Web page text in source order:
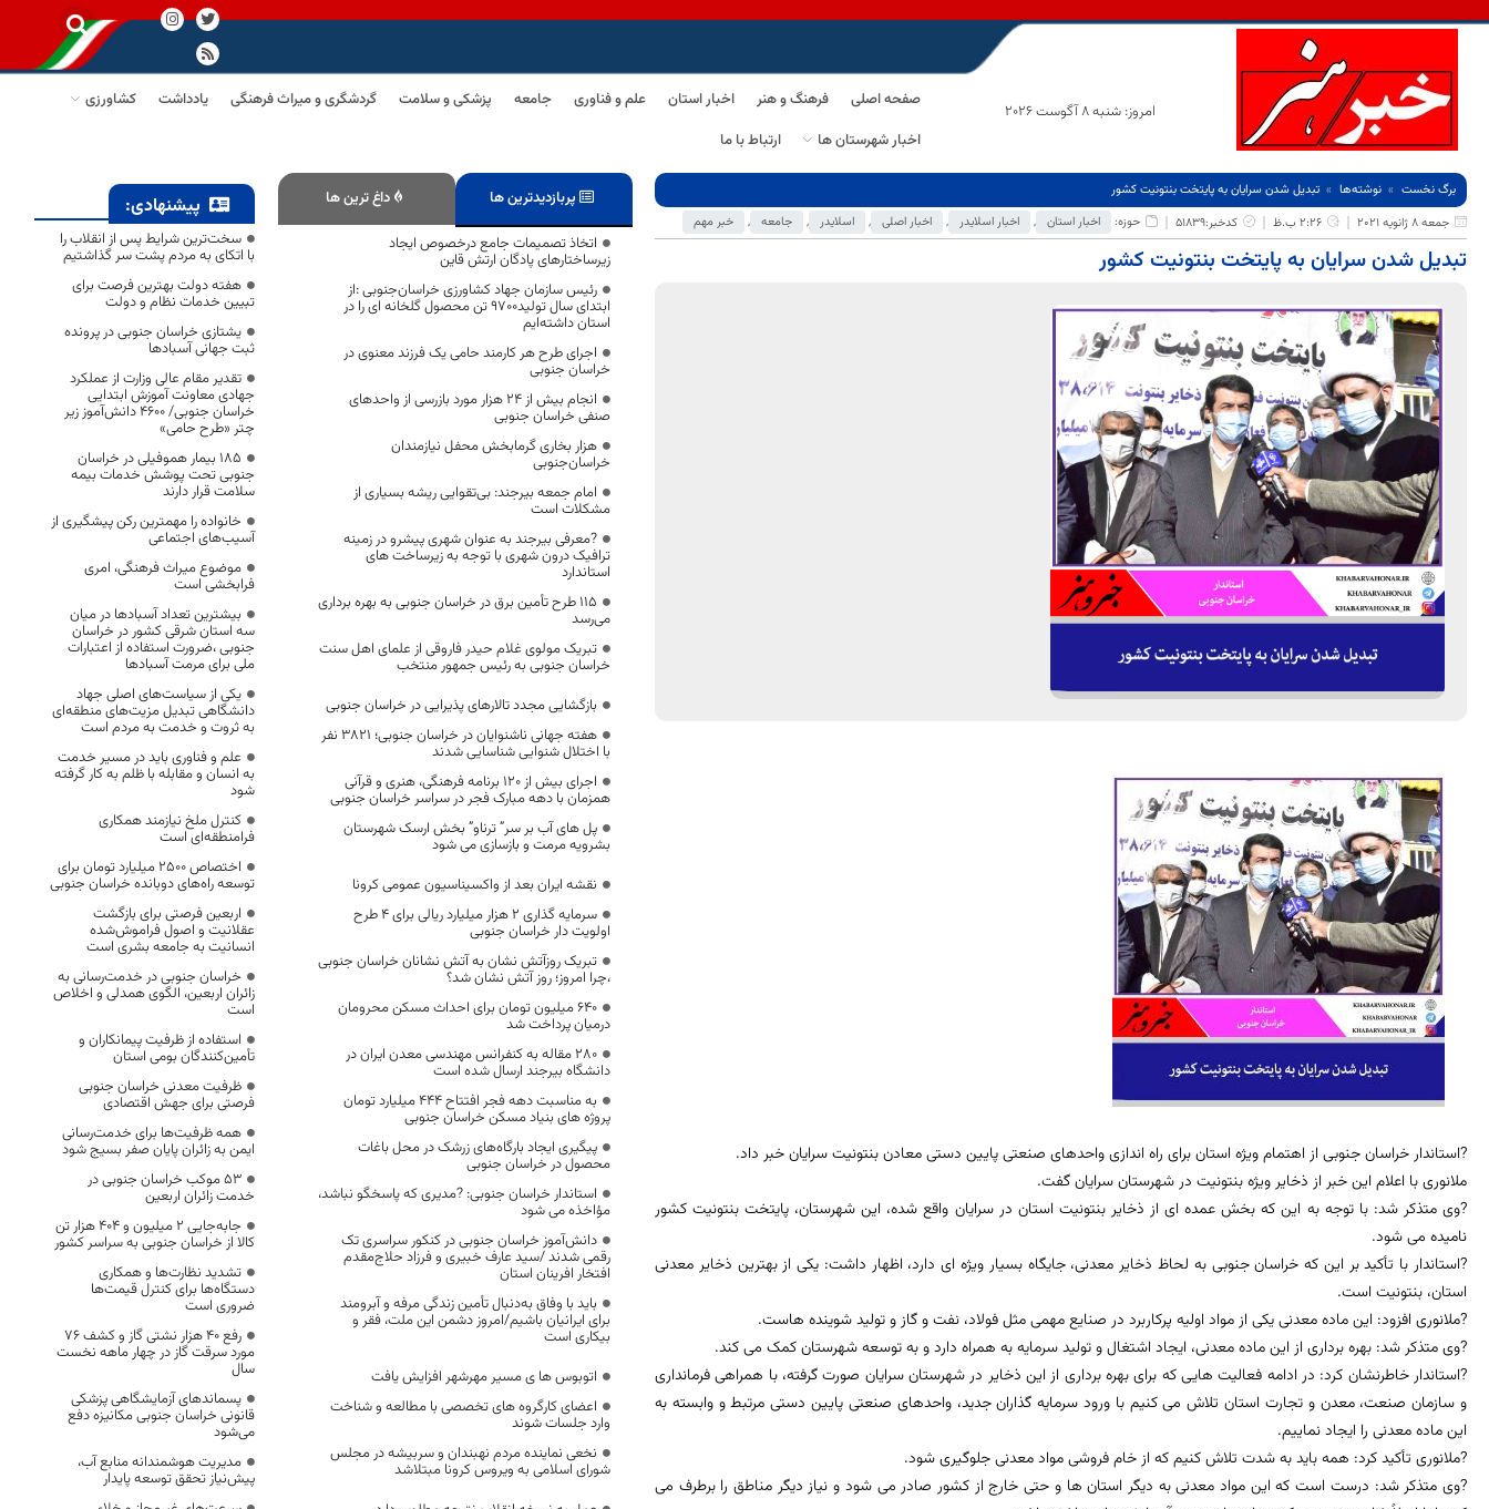
امروز: شنبه 8 آگوست 2026
صفحه اصلی فرهنگ و هنر اخبار استان علم و فناوری جامعه پزشکی و سلامت گردشگری و میراث فرهنگی یادداشت
کشاورزی
اخبار شهرستان ها
ارتباط با ما
برگ نخست نوشته‌ها
تبدیل شدن سرایان به پایتخت بنتونیت کشور
جمعه 8 ژانویه 2021
2:26 ب.ظ کدخبر:51839 حوزه: اخبار استان , اخبار اسلایدر , اخبار اصلی , اسلایدر , جامعه , خبر مهم
تبدیل شدن سرایان به پایتخت بنتونیت کشور
?استاندار خراسان جنوبی از اهتمام ویژه استان برای راه اندازی واحدهای صنعتی پایین دستی معادن بنتونیت سرایان خبر داد.
ملانوری با اعلام این خبر از ذخایر ویژه بنتونیت در شهرستان سرایان گفت.
?وی متذکر شد: با توجه به این که بخش عمده ای از ذخایر بنتونیت استان در سرایان واقع شده، این شهرستان، پایتخت بنتونیت کشور
نامیده می شود.
?استاندار با تأکید بر این که خراسان جنوبی به لحاظ ذخایر معدنی، جایگاه بسیار ویژه ای دارد، اظهار داشت: یکی از بهترین ذخایر معدنی
استان، بنتونیت است.
?ملانوری افزود: این ماده معدنی یکی از مواد اولیه پرکاربرد در صنایع مهمی مثل فولاد، نفت و گاز و تولید شوینده هاست.
?وی متذکر شد: بهره برداری از این ماده معدنی، ایجاد اشتغال و تولید سرمایه به همراه دارد و به توسعه شهرستان کمک می کند.
?استاندار خاطرنشان کرد: در ادامه فعالیت هایی که برای بهره برداری از این ذخایر در شهرستان سرایان صورت گرفته، با همراهی فرمانداری
و سازمان صنعت، معدن و تجارت استان تلاش می کنیم با ورود سرمایه گذاران جدید، واحدهای صنعتی پایین دستی مرتبط و وابسته به
این ماده معدنی را ایجاد نماییم.
?ملانوری تأکید کرد: همه باید به شدت تلاش کنیم که از خام فروشی مواد معدنی جلوگیری شود.
?وی متذکر شد: درست است که این مواد معدنی به دیگر استان ها و حتی خارج از کشور صادر می شود و نیاز دیگر مناطق را برطرف می
پربازدیدترین ها داغ ترین ها
اتخاذ تصمیمات جامع درخصوص ایجاد
زیرساختارهای پادگان ارتش قاین
رئیس سازمان جهاد کشاورزی خراسان‌جنوبی :از
ابتدای سال تولید9700 تن محصول گلخانه ای را در
استان داشته‌ایم
اجرای طرح هر کارمند حامی یک فرزند معنوی در
خراسان جنوبی
انجام بیش از 24 هزار مورد بازرسی از واحدهای
صنفی خراسان جنوبی
هزار بخاری گرمابخش محفل نیازمندان
خراسان‌جنوبی
امام جمعه بیرجند: بی‌تقوایی ریشه بسیاری از
مشکلات است
?معرفی بیرجند به عنوان شهری پیشرو در زمینه
ترافیک درون شهری با توجه به زیرساخت های
استاندارد
۱۱۵ طرح تأمین برق در خراسان جنوبی به بهره برداری
می‌رسد
تبریک مولوی غلام حیدر فاروقی از علمای اهل سنت
خراسان جنوبی به رئیس جمهور منتخب
بازگشایی مجدد تالارهای پذیرایی در خراسان جنوبی
هفته جهانی ناشنوایان در خراسان جنوبی؛ ۳۸۲۱ نفر
با اختلال شنوایی شناسایی شدند
اجرای بیش از 120 برنامه فرهنگی، هنری و قرآنی
همزمان با دهه مبارک فجر در سراسر خراسان جنوبی
پل های آب بر سر” ترناو” بخش ارسک شهرستان
بشرویه مرمت و بازسازی می شود
نقشه ایران بعد از واکسیناسیون عمومی کرونا
سرمایه گذاری 2 هزار میلیارد ریالی برای 4 طرح
اولویت دار خراسان جنوبی
تبریک روزآتش نشان به آتش نشانان خراسان جنوبی
،چرا امروز؛ روز آتش نشان شد؟
640 میلیون تومان برای احداث مسکن محرومان
درمیان پرداخت شد
۲۸۰ مقاله به کنفرانس مهندسی معدن ایران در
دانشگاه بیرجند ارسال شده است
به مناسبت دهه فجر افتتاح ۴۴۴ میلیارد تومان
پروژه های بنیاد مسکن خراسان جنوبی
پیگیری ایجاد بارگاه‌های زرشک در محل باغات
محصول در خراسان جنوبی
استاندار خراسان جنوبی: ?مدیری که پاسخگو نباشد،
مؤاخذه می شود
دانش‌آموز خراسان جنوبی در کنکور سراسری تک
رقمی شدند /سید عارف خبیری و فرزاد حلاج‌مقدم
افتخار افرینان استان
باید با وفاق به‌دنبال تأمین زندگی مرفه و آبرومند
برای ایرانیان باشیم/‌امروز ‌دشمن این ملت، فقر و
بیکاری است
اتوبوس ها ی مسیر مهرشهر افزایش یافت
اعضای کارگروه های تخصصی با مطالعه و شناخت
وارد جلسات شوند
نخعی نماینده مردم نهبندان و سربیشه در مجلس
شورای اسلامی به ویروس کرونا مبتلاشد
پیشنهادی:
سخت‌ترین شرایط پس از انقلاب را
با اتکای به مردم پشت سر گذاشتیم
هفته دولت بهترین فرصت برای
تبیین خدمات نظام و دولت
یشتازی خراسان جنوبی در پرونده
ثبت جهانی آسبادها
تقدیر مقام عالی وزارت از عملکرد
جهادی معاونت آموزش ابتدایی
خراسان جنوبی/ ۴۶۰۰ دانش‌آموز زیر
چتر «طرح حامی»
۱۸۵ بیمار هموفیلی در خراسان
جنوبی تحت پوشش خدمات بیمه
سلامت قرار دارند
خانواده را مهمترین رکن پیشگیری از
آسیب‌های اجتماعی
موضوع میراث فرهنگی، امری
فرابخشی است
بیشترین تعداد آسبادها در میان
سه استان شرقی کشور در خراسان
جنوبی ،ضرورت استفاده از اعتبارات
ملی برای مرمت آسبادها
یکی از سیاست‌های اصلی جهاد
دانشگاهی تبدیل مزیت‌های منطقه‌ای
به ثروت و خدمت به مردم است
علم و فناوری باید در مسیر خدمت
به انسان و مقابله با ظلم به کار گرفته
شود
کنترل ملخ نیازمند همکاری
فرامنطقه‌ای است
اختصاص 2500 میلیارد تومان برای
توسعه راه‌های دوبانده خراسان جنوبی
اربعین فرصتی برای بازگشت
عقلانیت و اصول فراموش‌شده
انسانیت به جامعه بشری است
خراسان جنوبی در خدمت‌رسانی به
زائران اربعین، الگوی همدلی و اخلاص
است
استفاده از ظرفیت پیمانکاران و
تأمین‌کنندگان بومی استان
ظرفیت معدنی خراسان جنوبی
فرصتی برای جهش اقتصادی
همه ظرفیت‌ها برای خدمت‌رسانی
ایمن به زائران پایان صفر بسیج شود
53 موکب خراسان جنوبی در
خدمت زائران اربعین
جابه‌جایی 2 میلیون و 404 هزار تن
کالا از خراسان جنوبی به سراسر کشور
تشدید نظارت‌ها و همکاری
دستگاه‌ها برای کنترل قیمت‌ها
ضروری است
رفع 40 هزار نشتی گاز و کشف 76
مورد سرقت گاز در چهار ماهه نخست
سال
پسماندهای آزمایشگاهی پزشکی
قانونی خراسان جنوبی مکانیزه دفع
می‌شود
مدیریت هوشمندانه منابع آب،
پیش‌نیاز تحقق توسعه پایدار